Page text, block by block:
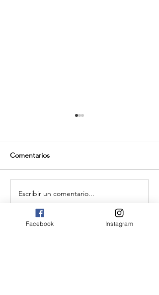
Bitacoremos juntos.
Comentarios
Escribir un comentario...
Facebook Instagram